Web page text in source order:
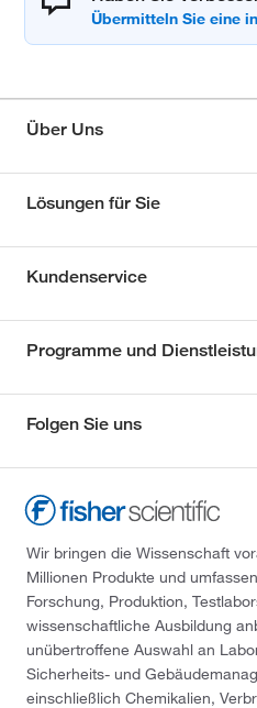
Über Uns
Lösungen für Sie
Kundenservice
Programme und
Folgen Sie uns
Wir bringen die Wissenschaft
Millionen Produkte und
Forschung, Produktion,
wissenschaftliche Ausbildung
unübertroffene Auswahl an
Sicherheits- und
einschließlich Chemikalien,